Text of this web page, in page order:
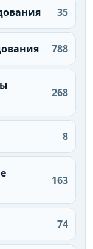
35
788
268
8
163
74